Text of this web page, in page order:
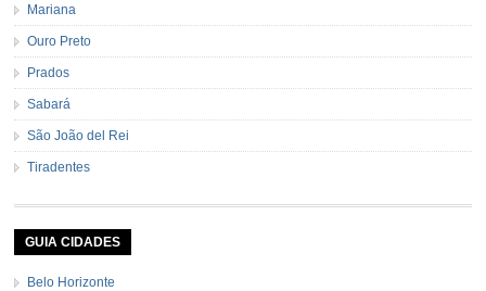
Mariana
Ouro Preto
Prados
Sabará
São João del Rei
Tiradentes
GUIA CIDADES
Belo Horizonte